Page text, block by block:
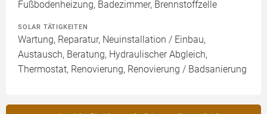
Fußbodenheizung, Badezimmer, Brennstoffzelle
SOLAR TÄTIGKEITEN
Wartung, Reparatur, Neuinstallation / Einbau,
Austausch, Beratung, Hydraulischer Abgleich,
Thermostat, Renovierung, Renovierung / Badsanierung